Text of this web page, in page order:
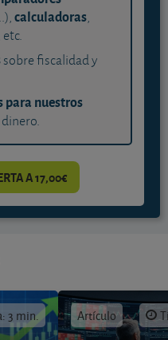
calculadoras,
etc.
sobre fiscalidad y
para nuestros
A 17,00€
3 min. Artículo